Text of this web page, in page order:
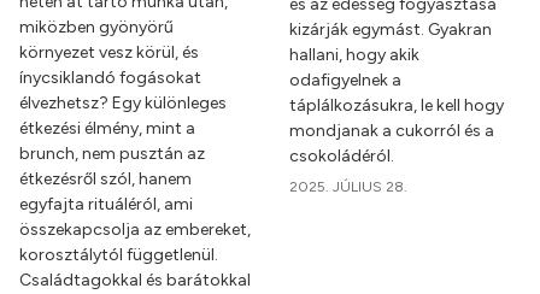
miközben gyönyörű
környezet vesz körül, és
ínycsiklandó fogásokat
élvezhetsz? Egy különleges
étkezési élmény, mint a
brunch, nem pusztán az
étkezésről szól, hanem
egyfajta rituáléról, ami
összekapcsolja az embereket,
korosztálytól függetlenül.
Családtagokkal és barátokkal
és az édesség fogyasztása
kizárják egymást. Gyakran
hallani, hogy akik
odafigyelnek a
táplálkozásukra, le kell hogy
mondjanak a cukorról és a
csokoládéról.
2025. JÚLIUS 28.